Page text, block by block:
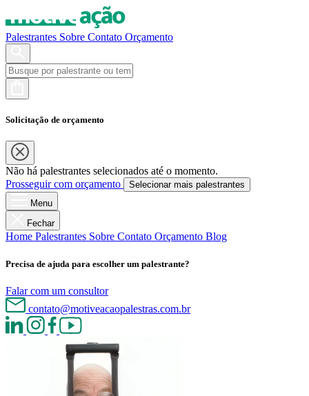
Palestrantes Sobre Contato Orçamento
Solicitação de orçamento
Não há palestrantes selecionados até o momento.
Prosseguir com orçamento
Selecionar mais palestrantes
Menu
Fechar
Home Palestrantes Sobre Contato Orçamento Blog
Precisa de ajuda para escolher um palestrante?
Falar com um consultor
contato@motiveacaopalestras.com.br